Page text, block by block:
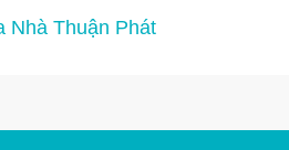
Nhà Thuận Phát